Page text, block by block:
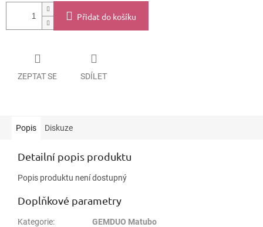
Přidat do košíku
ZEPTAT SE SDÍLET
Popis Diskuze
Detailní popis produktu
Popis produktu není dostupný
Doplňkové parametry
Kategorie:
GEMDUO Matubo